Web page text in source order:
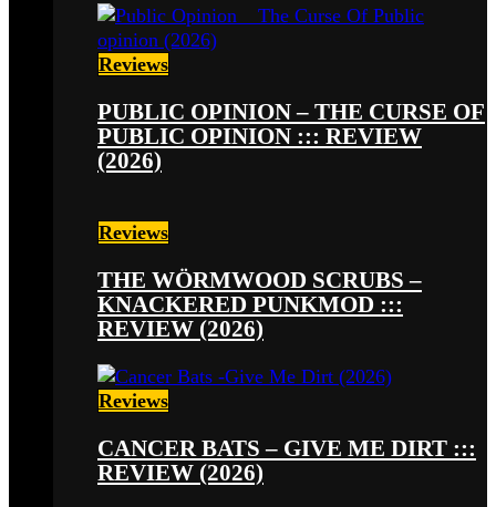
Reviews
PUBLIC OPINION – THE CURSE OF
PUBLIC OPINION ::: REVIEW
(2026)
Reviews
THE WÖRMWOOD SCRUBS –
KNACKERED PUNKMOD :::
REVIEW (2026)
Reviews
CANCER BATS – GIVE ME DIRT :::
REVIEW (2026)